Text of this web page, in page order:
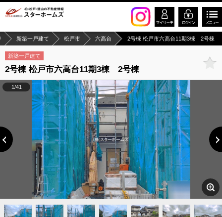
新築一戸建て 松戸市 六高台 2号棟 松戸市六高台11期3棟 2号棟
新築一戸建て
2号棟 松戸市六高台11期3棟 2号棟
1/41